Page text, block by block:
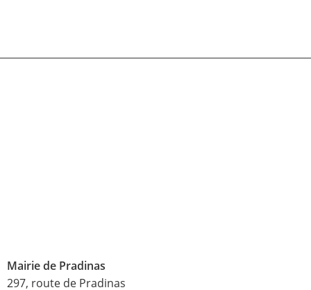
Mairie de Pradinas
297, route de Pradinas